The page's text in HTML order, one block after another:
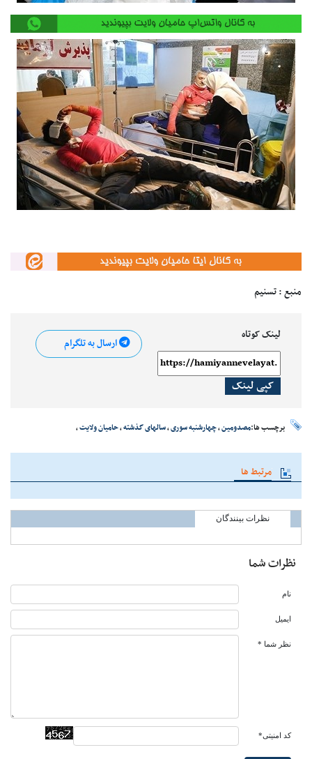
منبع : تسنیم
لینک کوتاه
کپی لینک
ارسال به تلگرام
برچسب ها:مصدومین،چهارشنبه سوری،سالهای گذشته،حامیان ولایت،
مرتبط ها
نظرات بینندگان
نظرات شما
نام
ایمیل
نظر شما *
کد امنیتی*